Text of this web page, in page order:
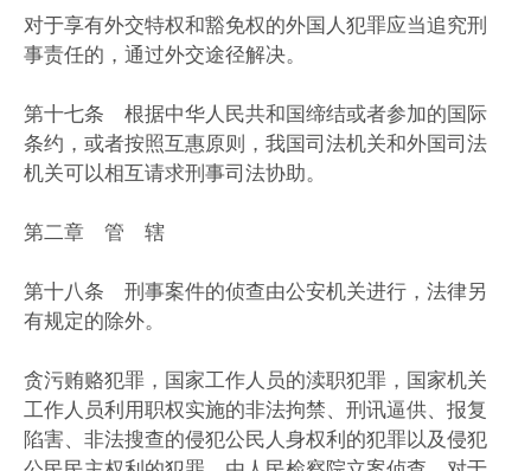
对于享有外交特权和豁免权的外国人犯罪应当追究刑
事责任的，通过外交途径解决。
第十七条 根据中华人民共和国缔结或者参加的国际
条约，或者按照互惠原则，我国司法机关和外国司法
机关可以相互请求刑事司法协助。
第二章 管 辖
第十八条 刑事案件的侦查由公安机关进行，法律另
有规定的除外。
贪污贿赂犯罪，国家工作人员的渎职犯罪，国家机关
工作人员利用职权实施的非法拘禁、刑讯逼供、报复
陷害、非法搜查的侵犯公民人身权利的犯罪以及侵犯